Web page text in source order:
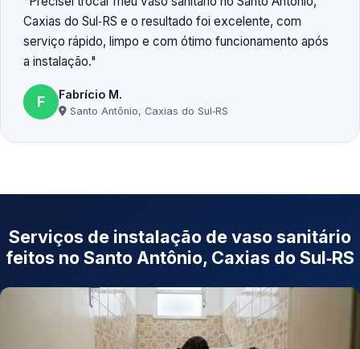
Caxias do Sul‑RS e o resultado foi excelente, com
serviço rápido, limpo e com ótimo funcionamento após
a instalação.
F Fabrício M.
Santo Antônio, Caxias do Sul‑RS
Serviços de instalação de vaso sanitário
feitos no Santo Antônio, Caxias do Sul‑RS